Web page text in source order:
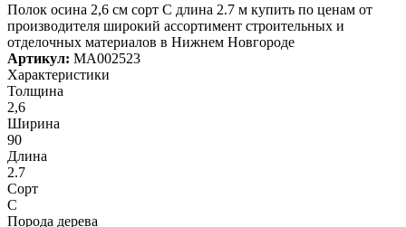
Полок осина 2,6 см сорт С длина 2.7 м купить по ценам от
производителя широкий ассортимент строительных и
отделочных материалов в Нижнем Новгороде
Артикул: МА002523
Характеристики
Толщина
2,6
Ширина
90
Длина
2.7
Сорт
С
Порода дерева